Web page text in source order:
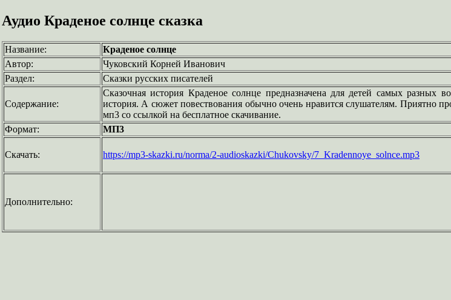
Аудио Краденое солнце сказка
Название:
Краденое солнце
Автор:
Чуковский Корней Иванович
Раздел:
Сказки русских писателей
Содержание:
Сказочная история Краденое солнце предназначена для детей самых разных
история. А сюжет повествования обычно очень нравится слушателям. Приятно
мп3 со ссылкой на бесплатное скачивание.
Формат:
МП3
Скачать: https://mp3-skazki.ru/norma/2-audioskazki/Chukovsky/7_Kradennoye_solnce.mp3
Дополнительно: